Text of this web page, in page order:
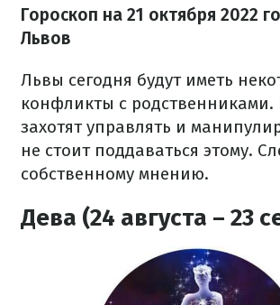
Гороскоп на 21 октября 2022
Львов
Львы сегодня будут иметь
конфликты с родственниками.
захотят управлять и
не стоит поддаваться этому.
собственному мнению.
Дева (24 августа – 23